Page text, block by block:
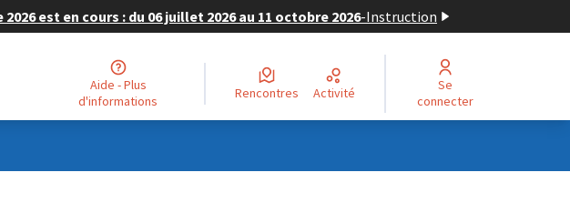
est en cours : du 06 juillet 2026 au 11 octobre 2026-Instruction
Aide - Plus
d'informations
Rencontres Activité
Se
connecter